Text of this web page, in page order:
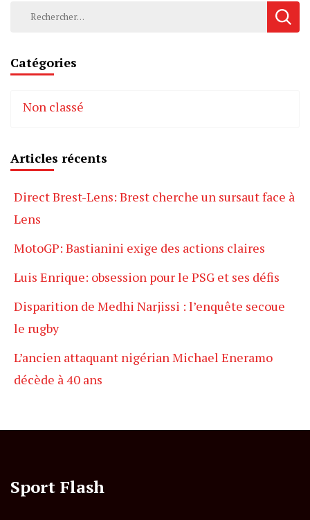
Rechercher :
Catégories
Non classé
Articles récents
Direct Brest-Lens: Brest cherche un sursaut face à
Lens
MotoGP: Bastianini exige des actions claires
Luis Enrique: obsession pour le PSG et ses défis
Disparition de Medhi Narjissi : l’enquête secoue
le rugby
L’ancien attaquant nigérian Michael Eneramo
décède à 40 ans
Sport Flash